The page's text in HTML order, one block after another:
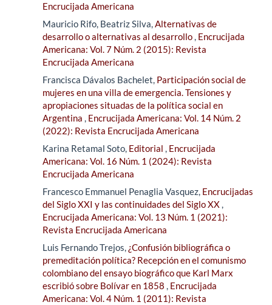
Encrucijada Americana
Mauricio Rifo, Beatriz Silva,Alternativas de
desarrollo o alternativas al desarrollo, Encrucijada
Americana: Vol. 7 Núm. 2 (2015): Revista
Encrucijada Americana
Francisca Dávalos Bachelet, Participación social de
mujeres en una villa de emergencia. Tensiones y
apropiaciones situadas de la política social en
Argentina , Encrucijada Americana: Vol. 14 Núm. 2
(2022): Revista Encrucijada Americana
Karina Retamal Soto, Editorial , Encrucijada
Americana: Vol. 16 Núm. 1 (2024): Revista
Encrucijada Americana
Francesco Emmanuel Penaglia Vasquez, Encrucijadas
del Siglo XXI y las continuidades del Siglo XX,
Encrucijada Americana: Vol. 13 Núm. 1 (2021):
Revista Encrucijada Americana
Luis Fernando Trejos, ¿Confusión bibliográfica o
premeditación política? Recepción en el comunismo
colombiano del ensayo biográfico que Karl Marx
escribió sobre Bolívar en 1858 , Encrucijada
Americana: Vol. 4 Núm. 1 (2011): Revista